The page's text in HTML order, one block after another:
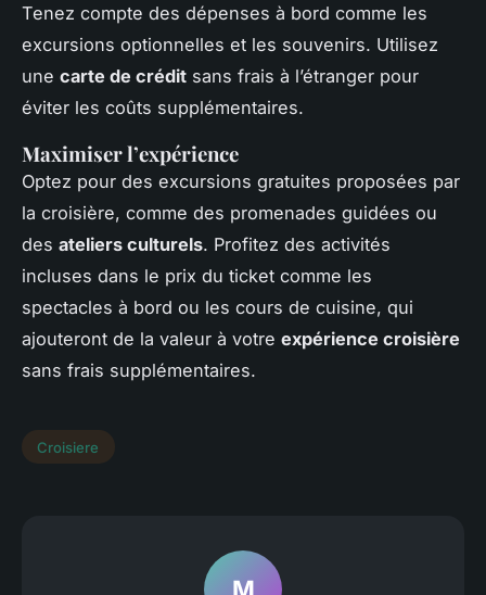
Tenez compte des dépenses à bord comme les
excursions optionnelles et les souvenirs. Utilisez
une carte de crédit sans frais à l’étranger pour
éviter les coûts supplémentaires.
Maximiser l’expérience
Optez pour des excursions gratuites proposées par
la croisière, comme des promenades guidées ou
des ateliers culturels. Profitez des activités
incluses dans le prix du ticket comme les
spectacles à bord ou les cours de cuisine, qui
ajouteront de la valeur à votre expérience croisière
sans frais supplémentaires.
Croisiere